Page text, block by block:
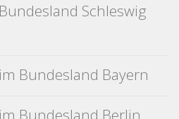
Schleswig
Bundesland Bayern
Bundesland Berlin